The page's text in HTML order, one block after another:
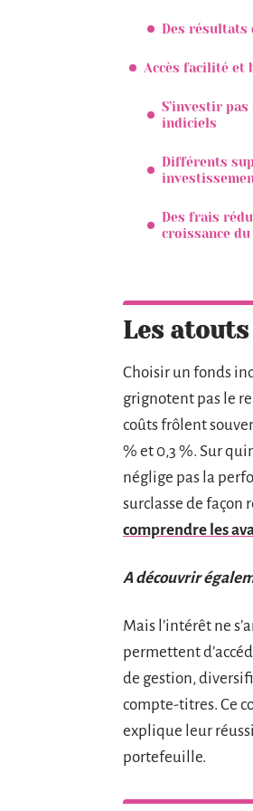
Des résultats
Accès facilité et
S’investir
indiciels
Différents
Des frais
croissance
Les
Choisir un fonds
grignotent pas le
coûts frôlent
% et 0,3 %. Sur
néglige pas la
surclasse de façon
comprendre les
A découvrir
Mais l’intérêt ne
permettent
de gestion,
compte-titres. Ce
explique leur
portefeuille.